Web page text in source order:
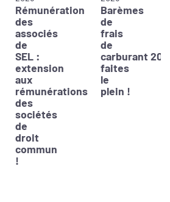
Rémunération
des
associés
de
SEL :
extension
aux
rémunérations
des
sociétés
de
droit
commun
!
Barèmes
de
frais
de
carburant
faites
le
plein !